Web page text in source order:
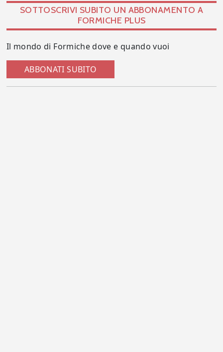
SOTTOSCRIVI SUBITO UN ABBONAMENTO A
FORMICHE PLUS
Il mondo di Formiche dove e quando vuoi
ABBONATI SUBITO